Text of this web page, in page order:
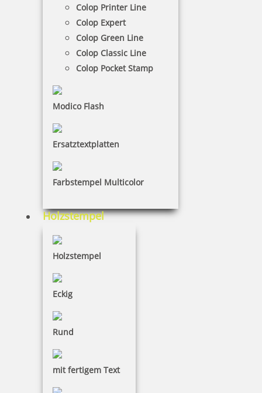
Colop Printer Line
Colop Expert
Colop Green Line
Colop Classic Line
Colop Pocket Stamp
Modico Flash
Ersatztextplatten
Farbstempel Multicolor
Holzstempel
Holzstempel
Eckig
Rund
mit fertigem Text
Tütle – die kompostierbare und reissfeste
Papiertüte zum Stempeln aus 100 % Altpapier.
Kaufen – Stempeln – umweltbewusst verpacken!
NACH WUNSCHSTEMPEL FILTERN
5 Artikel in der Kategorie